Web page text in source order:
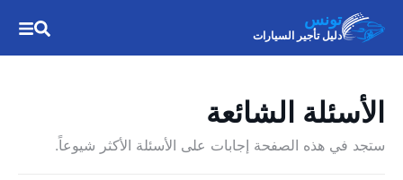
تونس
دليل تأجير السيارات
الأسئلة الشائعة
ستجد في هذه الصفحة إجابات على الأسئلة الأكثر شيوعاً.